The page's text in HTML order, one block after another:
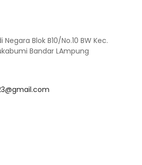
Blok B10/No.10 BW Kec.
Bandar LAmpung